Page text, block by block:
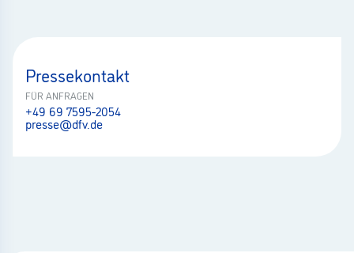
Pressekontakt
FÜR ANFRAGEN
+49 69 7595-2054
presse@dfv.de